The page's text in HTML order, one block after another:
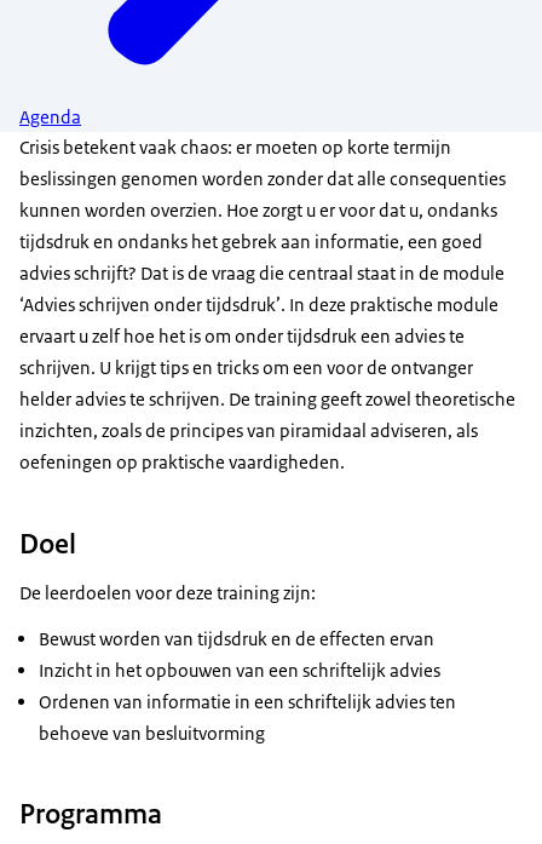
Agenda
Crisis betekent vaak chaos: er moeten op korte termijn
beslissingen genomen worden zonder dat alle consequenties
kunnen worden overzien. Hoe zorgt u er voor dat u, ondanks
tijdsdruk en ondanks het gebrek aan informatie, een goed
advies schrijft? Dat is de vraag die centraal staat in de module
‘Advies schrijven onder tijdsdruk’. In deze praktische module
ervaart u zelf hoe het is om onder tijdsdruk een advies te
schrijven. U krijgt tips en tricks om een voor de ontvanger
helder advies te schrijven. De training geeft zowel theoretische
inzichten, zoals de principes van piramidaal adviseren, als
oefeningen op praktische vaardigheden.
Doel
De leerdoelen voor deze training zijn:
Bewust worden van tijdsdruk en de effecten ervan
Inzicht in het opbouwen van een schriftelijk advies
Ordenen van informatie in een schriftelijk advies ten
behoeve van besluitvorming
Programma